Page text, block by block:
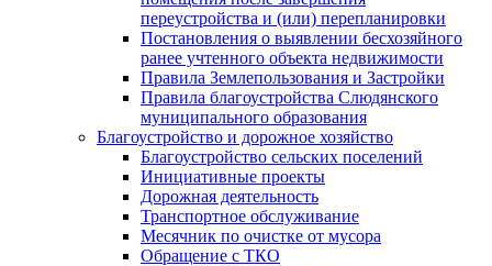
переустройства и (или) перепланировки
Постановления о выявлении бесхозяйного
ранее учтенного объекта недвижимости
Правила Землепользования и Застройки
Правила благоустройства Слюдянского
муниципального образования
Благоустройство и дорожное хозяйство
Благоустройство сельских поселений
Инициативные проекты
Дорожная деятельность
Транспортное обслуживание
Месячник по очистке от мусора
Обращение с ТКО